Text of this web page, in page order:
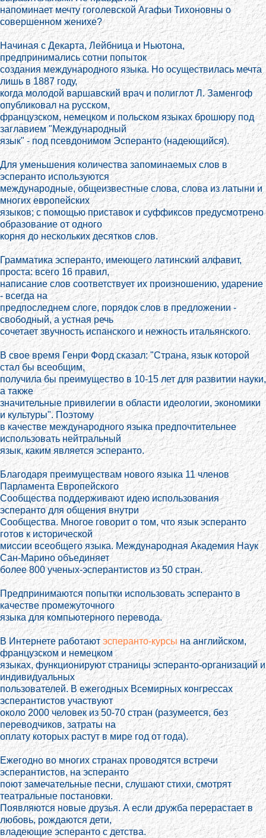
напоминает мечту гоголевской Агафьи Тихоновны о
совершенном женихе?
Начиная с Декарта, Лейбница и Ньютона,
предпринимались сотни попыток
создания международного языка. Но осуществилась мечта
лишь в 1887 году,
когда молодой варшавский врач и полиглот Л. Заменгоф
опубликовал на русском,
французском, немецком и польском языках брошюру под
заглавием "Международный
язык" - под псевдонимом Эсперанто (надеющийся).
Для уменьшения количества запоминаемых слов в
эсперанто используются
международные, общеизвестные слова, слова из латыни и
многих европейских
языков; с помощью приставок и суффиксов предусмотрено
образование от одного
корня до нескольких десятков слов.
Грамматика эсперанто, имеющего латинский алфавит,
проста: всего 16 правил,
написание слов соответствует их произношению, ударение
- всегда на
предпоследнем слоге, порядок слов в предложении -
свободный, а устная речь
сочетает звучность испанского и нежность итальянского.
В свое время Генри Форд сказал: "Страна, язык которой
стал бы всеобщим,
получила бы преимущество в 10-15 лет для развитии науки,
а также
значительные привилегии в области идеологии, экономики
и культуры". Поэтому
в качестве международного языка предпочтительнее
использовать нейтральный
язык, каким является эсперанто.
Благодаря преимуществам нового языка 11 членов
Парламента Европейского
Сообщества поддерживают идею использования
эсперанто для общения внутри
Сообщества. Многое говорит о том, что язык эсперанто
готов к исторической
миссии всеобщего языка. Международная Академия Наук
Сан-Марино объединяет
более 800 ученых-эсперантистов из 50 стран.
Предпринимаются попытки использовать эсперанто в
качестве промежуточного
языка для компьютерного перевода.
В Интернете работаютэсперанто-курсы на английском,
французском и немецком
языках, функционируют страницы эсперанто-организаций и
индивидуальных
пользователей. В ежегодных Всемирных конгрессах
эсперантистов участвуют
около 2000 человек из 50-70 стран (разумеется, без
переводчиков, затраты на
оплату которых растут в мире год от года).
Ежегодно во многих странах проводятся встречи
эсперантистов, на эсперанто
поют замечательные песни, слушают стихи, смотрят
театральные постановки.
Появляются новые друзья. А если дружба перерастает в
любовь, рождаются дети,
владеющие эсперанто с детства.